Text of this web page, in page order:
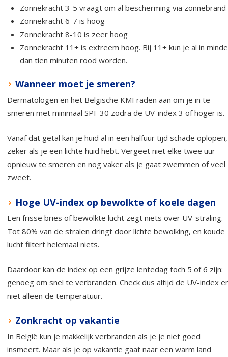
Zonnekracht 3-5 vraagt om al bescherming via zonnebrand
Zonnekracht 6-7 is hoog
Zonnekracht 8-10 is zeer hoog
Zonnekracht 11+ is extreem hoog. Bij 11+ kun je al in
dan tien minuten rood worden.
Wanneer moet je smeren?
Dermatologen en het Belgische KMI raden aan om je in te
smeren met minimaal SPF 30 zodra de UV-index 3 of hoger is.
Vanaf dat getal kan je huid al in een halfuur tijd schade oplopen,
zeker als je een lichte huid hebt. Vergeet niet elke twee uur
opnieuw te smeren en nog vaker als je gaat zwemmen of veel
zweet.
Hoge UV-index op bewolkte of koele dagen
Een frisse bries of bewolkte lucht zegt niets over UV-straling.
Tot 80% van de stralen dringt door lichte bewolking, en koude
lucht filtert helemaal niets.
Daardoor kan de index op een grijze lentedag toch 5 of 6 zijn:
genoeg om snel te verbranden. Check dus altijd de UV-index
niet alleen de temperatuur.
Zonkracht op vakantie
In België kun je makkelijk verbranden als je je niet goed
insmeert. Maar als je op vakantie gaat naar een warm land